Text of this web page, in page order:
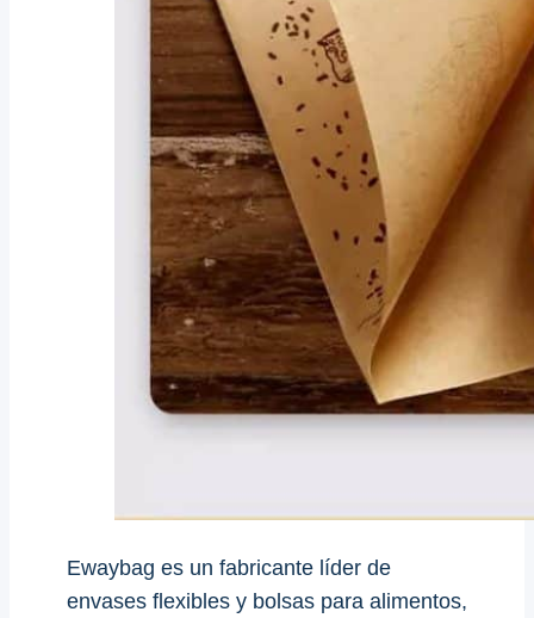
Ewaybag es un fabricante líder de
envases flexibles y bolsas para alimentos,